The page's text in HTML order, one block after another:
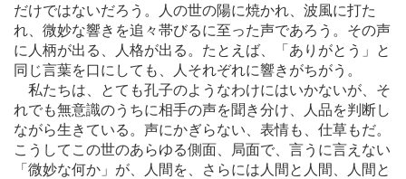
だけではないだろう。人の世の陽に焼かれ、波風に打た
れ、微妙な響きを追々帯びるに至った声であろう。その声
に人柄が出る、人格が出る。たとえば、「ありがとう」と
同じ言葉を口にしても、人それぞれに響きがちがう。
私たちは、とても孔子のようなわけにはいかないが、そ
れでも無意識のうちに相手の声を聞き分け、人品を判断し
ながら生きている。声にかぎらない、表情も、仕草もだ。
こうしてこの世のあらゆる側面、局面で、言うに言えない
「微妙な何か」が、人間を、さらには人間と人間、人間と